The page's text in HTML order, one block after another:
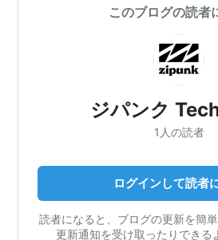
このブログの読者
ジパンク
1人の読者
ログインして読者
読者になると、ブログの更新を簡
更新通知を受け取ったりできる